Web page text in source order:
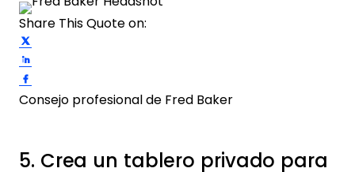
Share This Quote on:
Consejo profesional de Fred Baker
5. Crea un tablero privado para